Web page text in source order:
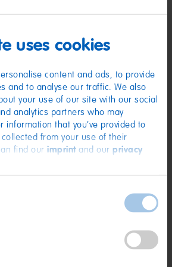
uses cookies
content and ads, to provide
and to analyse our traffic. We also
your use of our site with our social
analytics partners who may
information that you’ve provided to
collected from your use of their
find our imprintand our privacy
kg)
Schulstart-Bundle mit
Schreibset
Reduzierter Preis von
16,45 €bis15,63 € (12,26 € / kg)